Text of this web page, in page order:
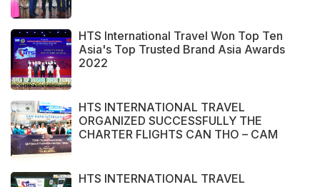
HTS International Travel Won Top Ten
Asia's Top Trusted Brand Asia Awards
2022
HTS INTERNATIONAL TRAVEL
ORGANIZED SUCCESSFULLY THE
CHARTER FLIGHTS CAN THO – CAM
HTS INTERNATIONAL TRAVEL